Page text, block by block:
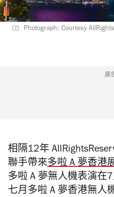
Photograph: Courtesy
廣
相隔12年
聯手帶來多啦 A 夢香港
多啦 A 夢無人機表演在
七月多啦 A 夢香港無人